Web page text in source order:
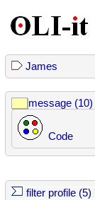
James
message (10)
Code
filter profile (5)